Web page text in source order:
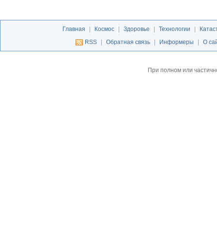
Главная | Космос | Здоровье | Технологии |
RSS
| Обратная связь | Информеры | О
При полном или